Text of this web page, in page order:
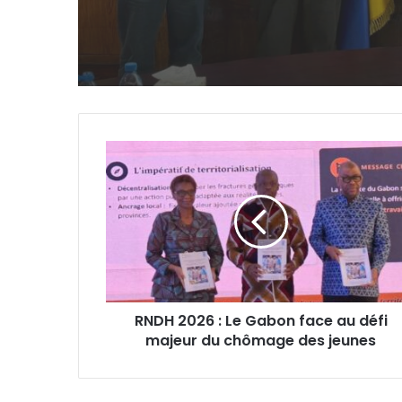
2026
Le
majeur
chômage
jeunes
RNDH 2026 : Le Gabon face au défi
majeur du chômage des jeunes